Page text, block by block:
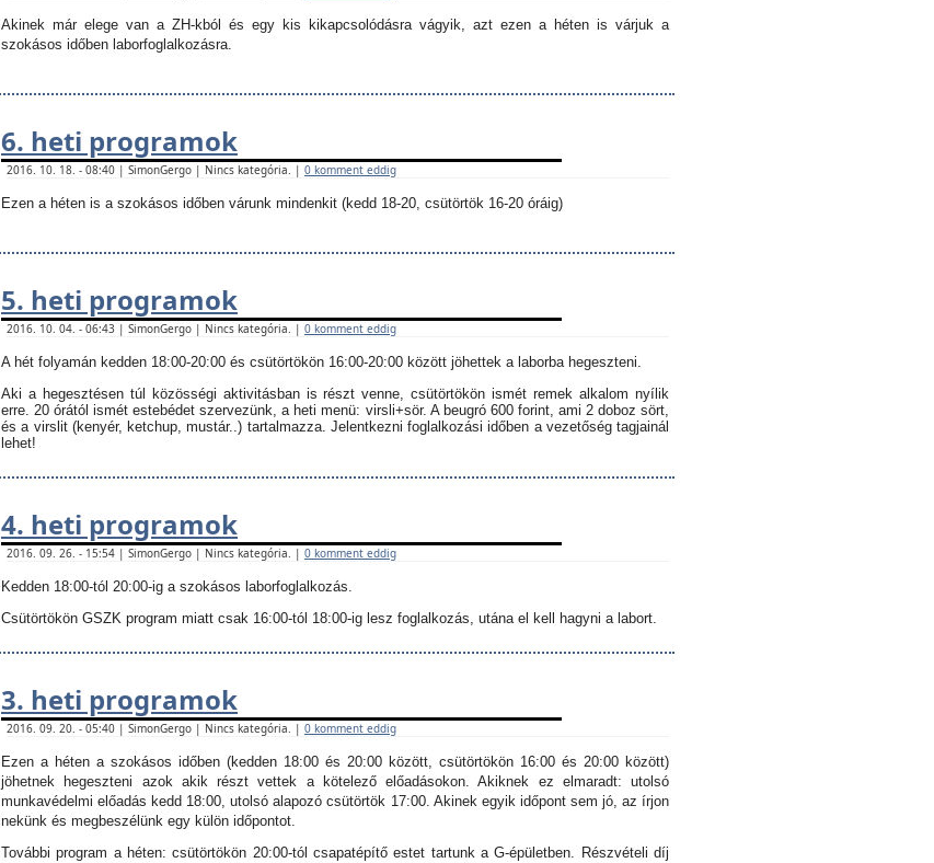
Akinek már elege van a ZH-kból és egy kis kikapcsolódásra vágyik, azt ezen a héten is várjuk a
szokásos időben laborfoglalkozásra.
6. heti programok
2016. 10. 18. - 08:40 | SimonGergo | Nincs kategória. | 0 komment eddig
Ezen a héten is a szokásos időben várunk mindenkit (kedd 18-20, csütörtök 16-20 óráig)
5. heti programok
2016. 10. 04. - 06:43 | SimonGergo | Nincs kategória. | 0 komment eddig
A hét folyamán kedden 18:00-20:00 és csütörtökön 16:00-20:00 között jöhettek a laborba hegeszteni.
Aki a hegesztésen túl közösségi aktivitásban is részt venne, csütörtökön ismét remek alkalom nyílik
erre. 20 órától ismét estebédet szervezünk, a heti menü: virsli+sör. A beugró 600 forint, ami 2 doboz sört,
és a virslit (kenyér, ketchup, mustár..) tartalmazza. Jelentkezni foglalkozási időben a vezetőség tagjainál
lehet!
4. heti programok
2016. 09. 26. - 15:54 | SimonGergo | Nincs kategória. | 0 komment eddig
Kedden 18:00-tól 20:00-ig a szokásos laborfoglalkozás.
Csütörtökön GSZK program miatt csak 16:00-tól 18:00-ig lesz foglalkozás, utána el kell hagyni a labort.
3. heti programok
2016. 09. 20. - 05:40 | SimonGergo | Nincs kategória. | 0 komment eddig
Ezen a héten a szokásos időben (kedden 18:00 és 20:00 között, csütörtökön 16:00 és 20:00 között)
jöhetnek hegeszteni azok akik részt vettek a kötelező előadásokon. Akiknek ez elmaradt: utolsó
munkavédelmi előadás kedd 18:00, utolsó alapozó csütörtök 17:00. Akinek egyik időpont sem jó, az írjon
nekünk és megbeszélünk egy külön időpontot.
További program a héten: csütörtökön 20:00-tól csapatépítő estet tartunk a G-épületben. Részvételi díj